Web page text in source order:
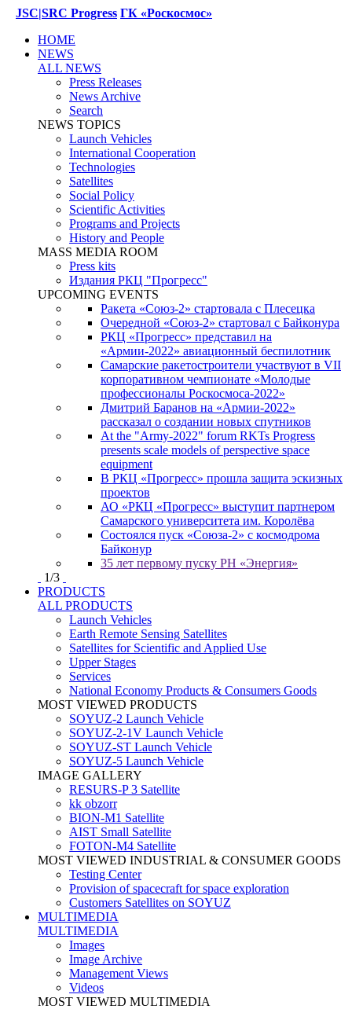
JSC|SRC Progress ГК «Роскосмос»
HOME
NEWS
ALL NEWS
Press Releases
News Archive
Search
NEWS TOPICS
Launch Vehicles
International Cooperation
Technologies
Satellites
Social Policy
Scientific Activities
Programs and Projects
History and People
MASS MEDIA ROOM
Press kits
Издания РКЦ "Прогресс"
UPCOMING EVENTS
Ракета «Союз-2» стартовала с Плесецка
Очередной «Союз-2» стартовал с Байконура
РКЦ «Прогресс» представил на
«Армии-2022» авиационный беспилотник
Самарские ракетостроители участвуют в VII
корпоративном чемпионате «Молодые
профессионалы Роскосмоса-2022»
Дмитрий Баранов на «Армии-2022»
рассказал о создании новых спутников
At the "Army-2022" forum RKTs Progress
presents scale models of perspective space
equipment
В РКЦ «Прогресс» прошла защита эскизных
проектов
АО «РКЦ «Прогресс» выступит партнером
Самарского университета им. Королёва
Состоялся пуск «Союза-2» с космодрома
Байконур
35 лет первому пуску РН «Энергия»
1/3
PRODUCTS
ALL PRODUCTS
Launch Vehicles
Earth Remote Sensing Satellites
Satellites for Scientific and Applied Use
Upper Stages
Services
National Economy Products & Consumers Goods
MOST VIEWED PRODUCTS
SOYUZ-2 Launch Vehicle
SOYUZ-2-1V Launch Vehicle
SOYUZ-ST Launch Vehicle
SOYUZ-5 Launch Vehicle
IMAGE GALLERY
RESURS-P 3 Satellite
kk obzorr
BION-M1 Satellite
AIST Small Satellite
FOTON-M4 Satellite
MOST VIEWED INDUSTRIAL & CONSUMER GOODS
Testing Center
Provision of spacecraft for space exploration
Customers Satellites on SOYUZ
MULTIMEDIA
MULTIMEDIA
Images
Image Archive
Management Views
Videos
MOST VIEWED MULTIMEDIA